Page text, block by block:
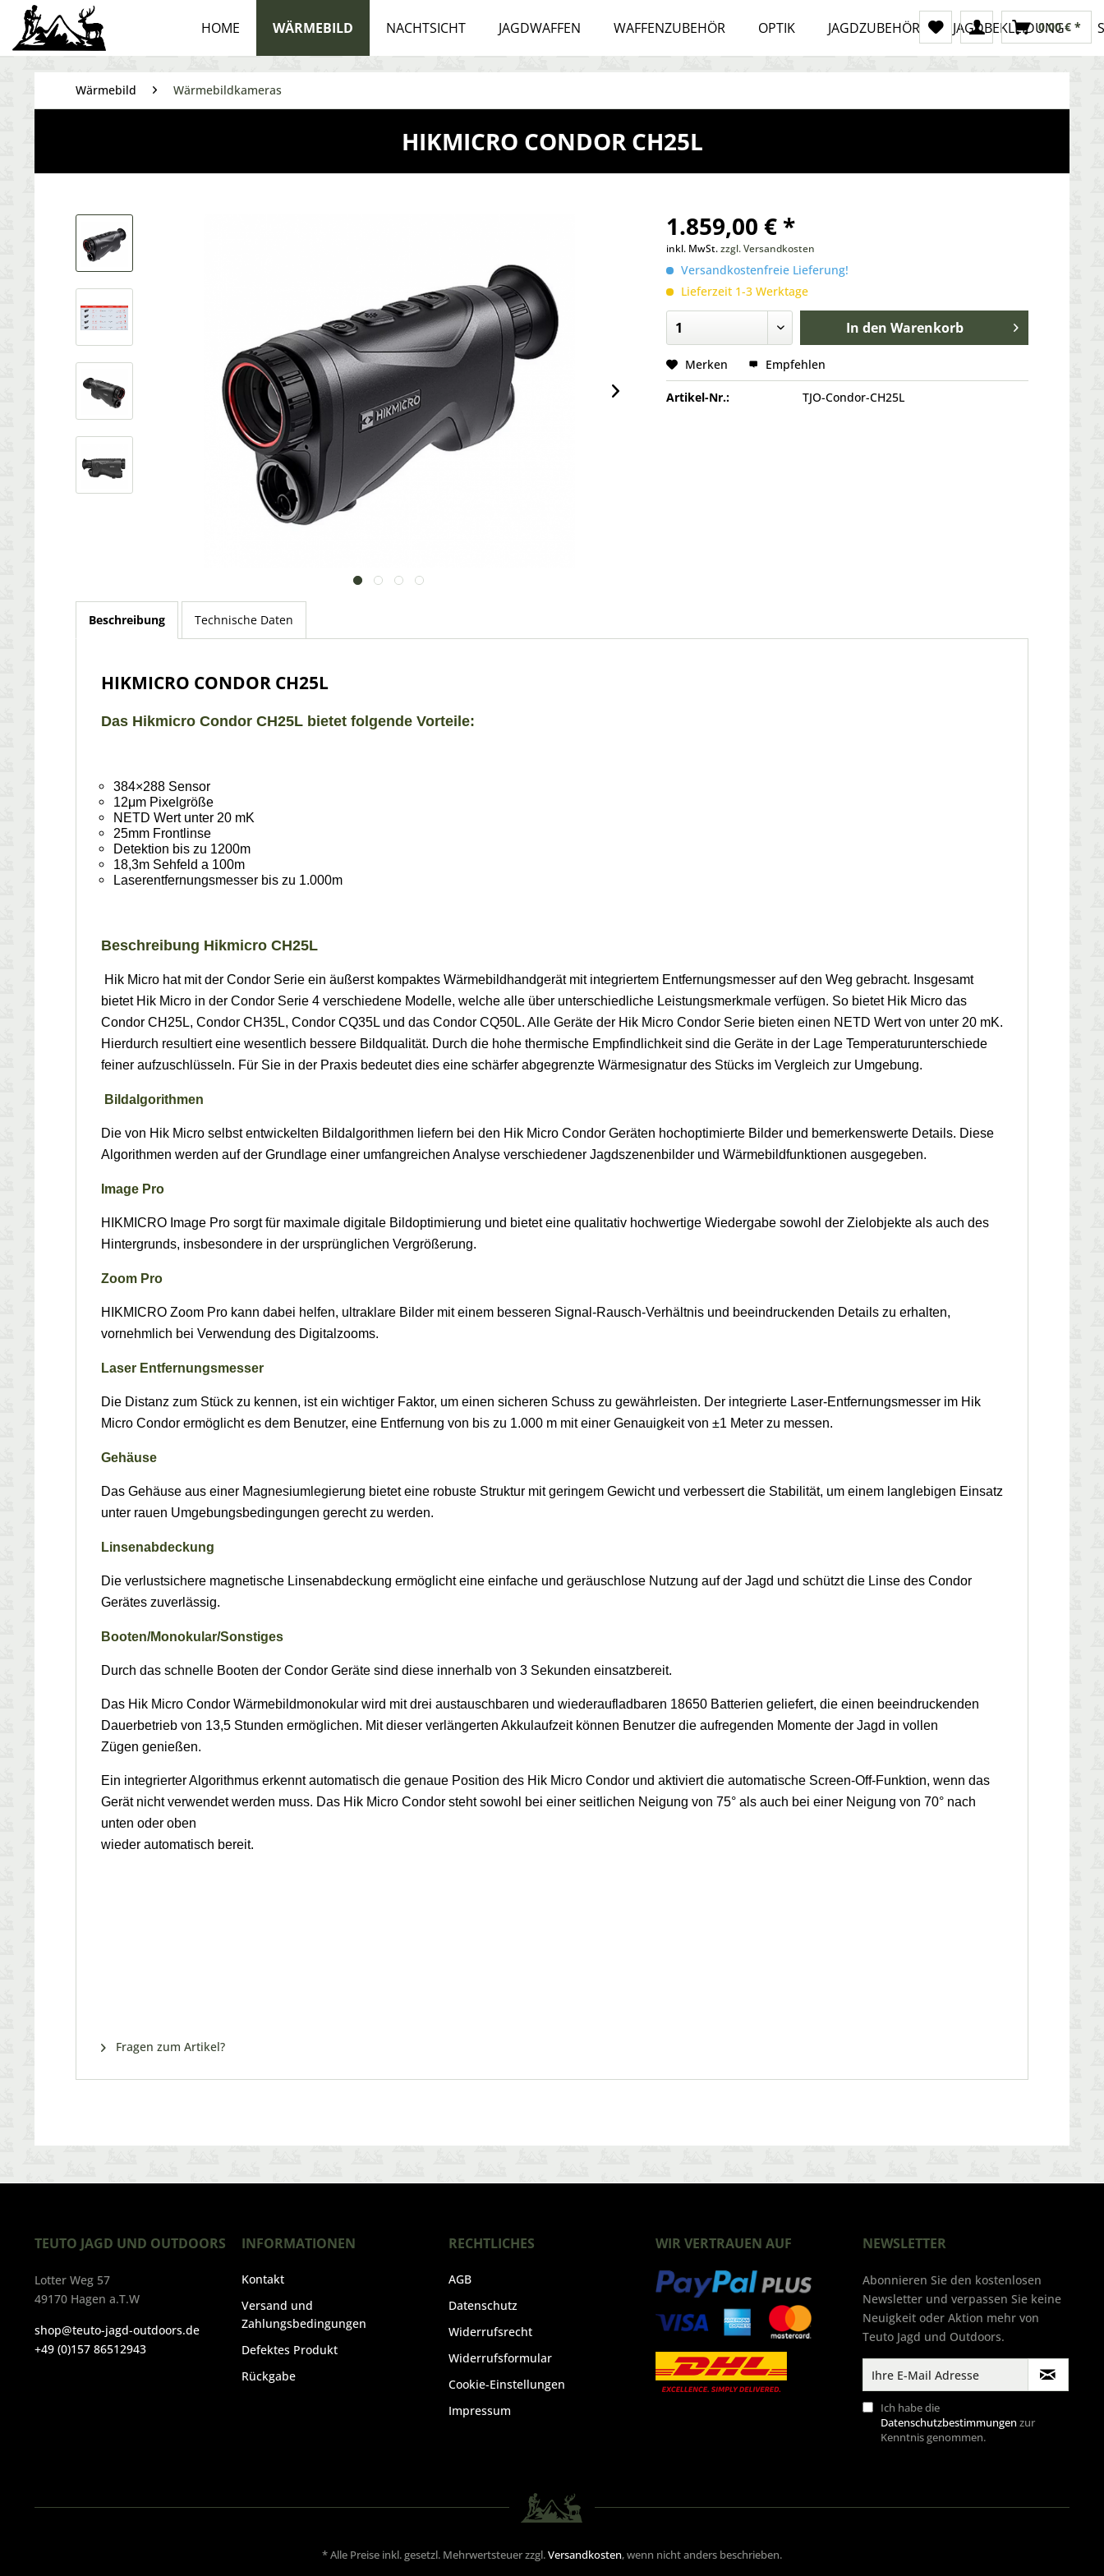
0,00 € *
HOME WÄRMEBILD NACHTSICHT JAGDWAFFEN WAFFENZUBEHÖR OPTIK JAGDZUBEHÖR JAGDBEKLEIDUNG
Wärmebild Wärmebildkameras
HIKMICRO CONDOR CH25L
1.859,00 € *
inkl. MwSt.zzgl. Versandkosten
Versandkostenfreie Lieferung!
Lieferzeit 1-3 Werktage
In den Warenkorb
Merken Empfehlen
Artikel-Nr.: TJO-Condor-CH25L
Beschreibung Technische Daten
HIKMICRO CONDOR CH25L
Das Hikmicro Condor CH25L bietet folgende Vorteile:
384×288 Sensor
12μm Pixelgröße
NETD Wert unter 20 mK
25mm Frontlinse
Detektion bis zu 1200m
18,3m Sehfeld a 100m
Laserentfernungsmesser bis zu 1.000m
Beschreibung Hikmicro CH25L
Hik Micro hat mit der Condor Serie ein äußerst kompaktes Wärmebildhandgerät mit integriertem Entfernungsmesser auf den Weg gebracht. Insgesamt
bietet Hik Micro in der Condor Serie 4 verschiedene Modelle, welche alle über unterschiedliche Leistungsmerkmale verfügen. So bietet Hik Micro das
Condor CH25L, Condor CH35L, Condor CQ35L und das Condor CQ50L. Alle Geräte der Hik Micro Condor Serie bieten einen NETD Wert von unter 20 mK.
Hierdurch resultiert eine wesentlich bessere Bildqualität. Durch die hohe thermische Empfindlichkeit sind die Geräte in der Lage Temperaturunterschiede
feiner aufzuschlüsseln. Für Sie in der Praxis bedeutet dies eine schärfer abgegrenzte Wärmesignatur des Stücks im Vergleich zur Umgebung.
Bildalgorithmen
Die von Hik Micro selbst entwickelten Bildalgorithmen liefern bei den Hik Micro Condor Geräten hochoptimierte Bilder und bemerkenswerte Details. Diese
Algorithmen werden auf der Grundlage einer umfangreichen Analyse verschiedener Jagdszenenbilder und Wärmebildfunktionen ausgegeben.
Image Pro
HIKMICRO Image Pro sorgt für maximale digitale Bildoptimierung und bietet eine qualitativ hochwertige Wiedergabe sowohl der Zielobjekte als auch des
Hintergrunds, insbesondere in der ursprünglichen Vergrößerung.
Zoom Pro
HIKMICRO Zoom Pro kann dabei helfen, ultraklare Bilder mit einem besseren Signal-Rausch-Verhältnis und beeindruckenden Details zu erhalten,
vornehmlich bei Verwendung des Digitalzooms.
Laser Entfernungsmesser
Die Distanz zum Stück zu kennen, ist ein wichtiger Faktor, um einen sicheren Schuss zu gewährleisten. Der integrierte Laser-Entfernungsmesser im Hik
Micro Condor ermöglicht es dem Benutzer, eine Entfernung von bis zu 1.000 m mit einer Genauigkeit von ±1 Meter zu messen.
Gehäuse
Das Gehäuse aus einer Magnesiumlegierung bietet eine robuste Struktur mit geringem Gewicht und verbessert die Stabilität, um einem langlebigen Einsatz
unter rauen Umgebungsbedingungen gerecht zu werden.
Linsenabdeckung
Die verlustsichere magnetische Linsenabdeckung ermöglicht eine einfache und geräuschlose Nutzung auf der Jagd und schützt die Linse des Condor
Gerätes zuverlässig.
Booten/Monokular/Sonstiges
Durch das schnelle Booten der Condor Geräte sind diese innerhalb von 3 Sekunden einsatzbereit.
Das Hik Micro Condor Wärmebildmonokular wird mit drei austauschbaren und wiederaufladbaren 18650 Batterien geliefert, die einen beeindruckenden
Dauerbetrieb von 13,5 Stunden ermöglichen. Mit dieser verlängerten Akkulaufzeit können Benutzer die aufregenden Momente der Jagd in vollen
Zügen genießen.
Ein integrierter Algorithmus erkennt automatisch die genaue Position des Hik Micro Condor und aktiviert die automatische Screen-Off-Funktion, wenn das
Gerät nicht verwendet werden muss. Das Hik Micro Condor steht sowohl bei einer seitlichen Neigung von 75° als auch bei einer Neigung von 70° nach
unten oder oben
wieder automatisch bereit.
Fragen zum Artikel?
TEUTO JAGD UND OUTDOORS
Lotter Weg 57
49170 Hagen a.T.W
shop@teuto-jagd-outdoors.de
+49 (0)157 86512943
INFORMATIONEN
Kontakt
Versand und
Zahlungsbedingungen
Defektes Produkt
Rückgabe
RECHTLICHES
AGB
Datenschutz
Widerrufsrecht
Widerrufsformular
Cookie-Einstellungen
Impressum
WIR VERTRAUEN AUF NEWSLETTER
Abonnieren Sie den kostenlosen
Newsletter und verpassen Sie keine
Neuigkeit oder Aktion mehr von
Teuto Jagd und Outdoors.
Ich habe die
Datenschutzbestimmungen zur
Kenntnis genommen.
* Alle Preise inkl. gesetzl. Mehrwertsteuer zzgl.Versandkosten, wenn nicht anders beschrieben.